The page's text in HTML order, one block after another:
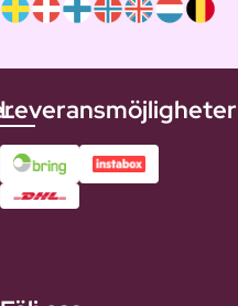
Leveransmöjligheter